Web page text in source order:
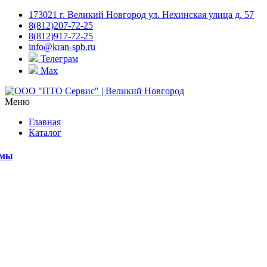
173021 г. Великий Новгород ул. Нехинская улица д. 57
8(812)207-72-25
8(812)917-72-25
info@kran-spb.ru
Телеграм
Max
Меню
Главная
Каталог